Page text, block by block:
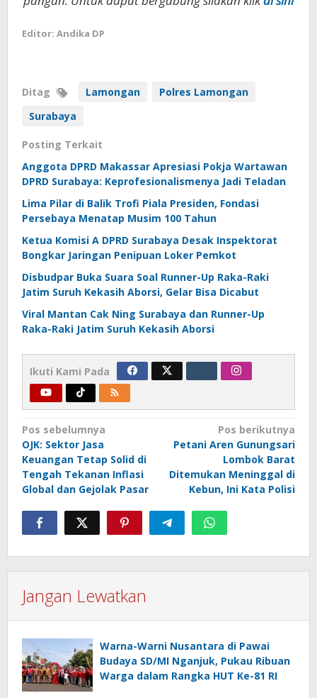
Editor: Andika DP
Ditag Lamongan
Polres Lamongan
Surabaya
Posting Terkait
Anggota DPRD Makassar Apresiasi Pokja Wartawan
DPRD Surabaya: Keprofesionalismenya Jadi Teladan
Lima Pilar di Balik Trofi Piala Presiden, Fondasi
Persebaya Menatap Musim 100 Tahun
Ketua Komisi A DPRD Surabaya Desak Inspektorat
Bongkar Jaringan Penipuan Loker Pemkot
Disbudpar Buka Suara Soal Runner-Up Raka-Raki
Jatim Suruh Kekasih Aborsi, Gelar Bisa Dicabut
Viral Mantan Cak Ning Surabaya dan Runner-Up
Raka-Raki Jatim Suruh Kekasih Aborsi
Ikuti Kami Pada
Navigasi
pos
Pos sebelumnya
OJK: Sektor Jasa
Keuangan Tetap Solid di
Tengah Tekanan Inflasi
Global dan Gejolak Pasar
Pos berikutnya
Petani Aren Gunungsari
Lombok Barat
Ditemukan Meninggal di
Kebun, Ini Kata Polisi
Jangan Lewatkan
Warna-Warni Nusantara di Pawai
Budaya SD/MI Nganjuk, Pukau Ribuan
Warga dalam Rangka HUT Ke-81 RI